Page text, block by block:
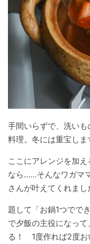
手間いらずで、洗い
料理。冬には重宝しま
ここにアレンジを加
なら……そんなワガマ
さんが叶えてくれまし
題して「お鍋1つでで
で夕飯の主役になっ
る！ 1度作れば2度お